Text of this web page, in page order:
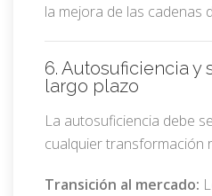
la mejora de las cadenas
6. Autosuficiencia
largo plazo
La autosuficiencia debe
cualquier transformación
Transición al mercado: